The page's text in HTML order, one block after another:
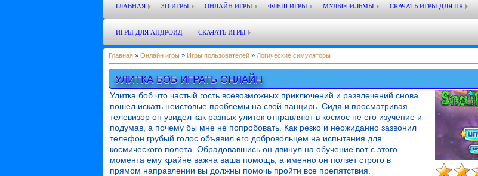
ГЛАВНАЯ 3D ИГРЫ ОНЛАЙН ИГРЫ ФЛЕШ ИГРЫ МУЛЬТФИЛЬМЫ СКАЧАТЬ ИГРЫ ДЛЯ ПК
ИГРЫ ДЛЯ АНДРОИД СКАЧАТЬ ИГРЫ
Главная » Онлайн игры » Игры пользователей » Логические симуляторы
УЛИТКА БОБ ИГРАТЬ ОНЛАЙН
Улитка боб что частый гость всевозможных приключений и развлечений снова
пошел искать неистовые проблемы на свой панцирь. Сидя и просматривая
телевизор он увидел как разных улиток отправляют в космос не его изучение и
подумав, а почему бы мне не попробовать. Как резко и неожиданно зазвонил
телефон грубый голос объявил его добровольцем на испытания для
космического полета. Обрадовавшись он двинул на обучение вот с этого
момента ему крайне важна ваша помощь, а именно он ползет строго в
прямом направлении вы должны помочь пройти все препятствия.